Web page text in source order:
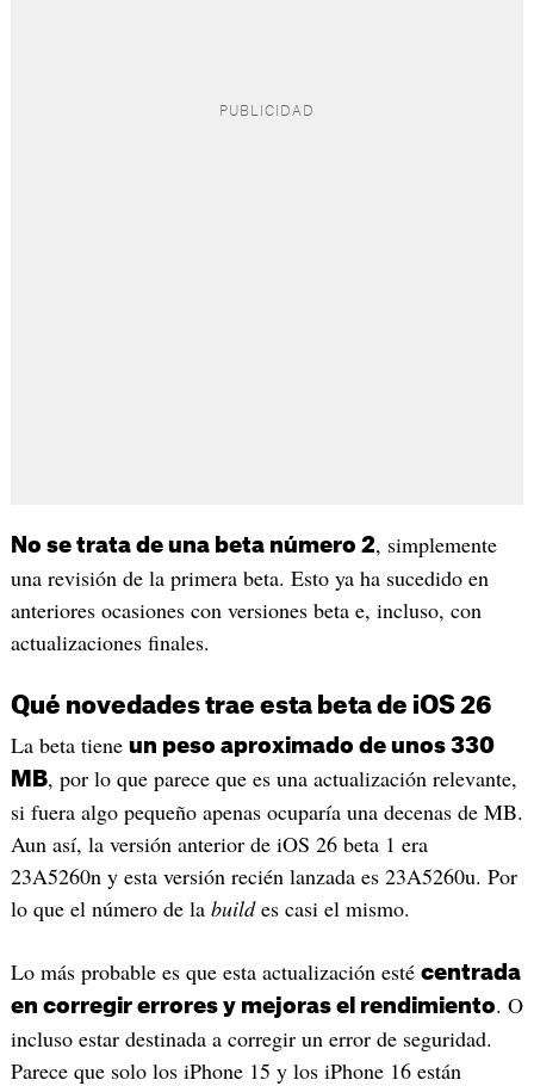
No se trata de una beta número 2, simplemente
una revisión de la primera beta. Esto ya ha sucedido en
anteriores ocasiones con versiones beta e, incluso, con
actualizaciones finales.
Qué novedades trae esta beta de iOS 26
La beta tiene un peso aproximado de unos 330
MB, por lo que parece que es una actualización relevante,
si fuera algo pequeño apenas ocuparía una decenas de MB.
Aun así, la versión anterior de iOS 26 beta 1 era
23A5260n y esta versión recién lanzada es 23A5260u. Por
lo que el número de la buildes casi el mismo.
Lo más probable es que esta actualización esté centrada
en corregir errores y mejoras el rendimiento. O
incluso estar destinada a corregir un error de seguridad.
Parece que solo los iPhone 15 y los iPhone 16 están